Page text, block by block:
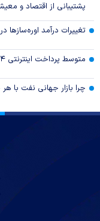
پشتیبانی از اقتصاد و
تغییرات درآمد اوره‌سازها
متوسط پرداخت اینترنتی ۴ برابر شد
چرا بازار جهانی نفت با